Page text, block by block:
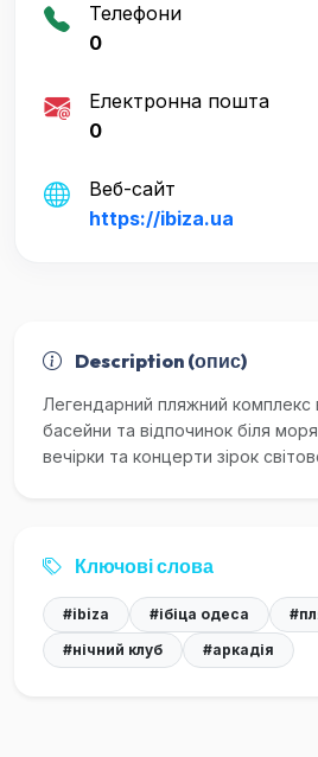
Телефони
0
Електронна пошта
0
Веб-сайт
https://ibiza.ua
Description (опис)
Легендарний пляжний комплекс
басейни та відпочинок біля
вечірки та концерти зірок
Ключові слова
#ibiza #ібіца одеса
#нічний клуб
#аркадія